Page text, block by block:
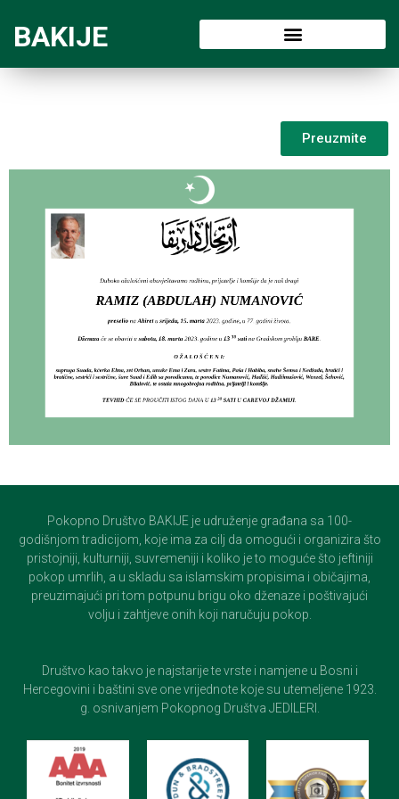
BAKIJE
Preuzmite
Pokopno Društvo BAKIJE je udruženje građana sa 100-
godišnjom tradicijom, koje ima za cilj da omogući i organizira što
pristojniji, kulturniji, suvremeniji i koliko je to moguće što jeftiniji
pokop umrlih, a u skladu sa islamskim propisima i običajima,
preuzimajući pri tom potpunu brigu oko dženaze i poštivajući
volju i zahtjeve onih koji naručuju pokop.
Društvo kao takvo je najstarije te vrste i namjene u Bosni i
Hercegovini i baštini sve one vrijednote koje su utemeljene 1923.
g. osnivanjem Pokopnog Društva JEDILERI.